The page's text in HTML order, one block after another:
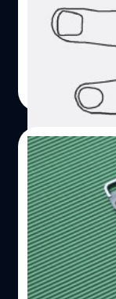
ได้รับการติดตั้
มือของผู้ใช้ได้
|
Read More
12/01/2023
Samsung
microLED
Samsung เป็น
วงการสมาร์ตโ
เห็น Samsung
Samsung กำลั